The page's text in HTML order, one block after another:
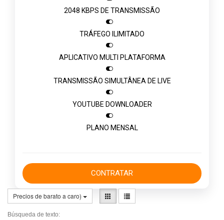
2048 KBPS DE TRANSMISSÃO

TRÁFEGO ILIMITADO

APLICATIVO MULTI PLATAFORMA

TRANSMISSÃO SIMULTÂNEA DE LIVE

YOUTUBE DOWNLOADER

PLANO MENSAL
CONTRATAR
Precios de barato a caro)
Búsqueda de texto: